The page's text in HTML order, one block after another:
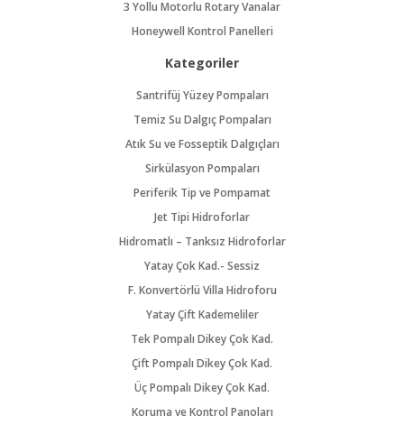
3 Yollu Motorlu Rotary Vanalar
Honeywell Kontrol Panelleri
Kategoriler
Santrifüj Yüzey Pompaları
Temiz Su Dalgıç Pompaları
Atık Su ve Fosseptik Dalgıçları
Sirkülasyon Pompaları
Periferik Tip ve Pompamat
Jet Tipi Hidroforlar
Hidromatlı – Tanksız Hidroforlar
Yatay Çok Kad.- Sessiz
F. Konvertörlü Villa Hidroforu
Yatay Çift Kademeliler
Tek Pompalı Dikey Çok Kad.
Çift Pompalı Dikey Çok Kad.
Üç Pompalı Dikey Çok Kad.
Koruma ve Kontrol Panoları